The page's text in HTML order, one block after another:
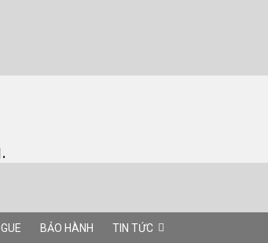
BẢO HÀNH TIN TỨC